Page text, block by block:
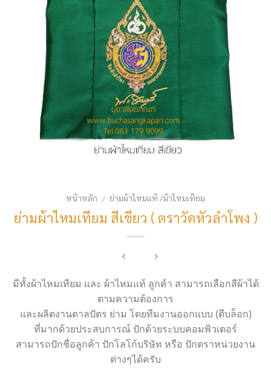
หน้าหลัก / ย่ามผ้าไหมแท้ /ผ้าไหมเทียม
ย่ามผ้าไหมเทียม สีเขียว ( ตราวัดหัวลำโพง )
มีทั้งผ้าไหมเทียม และ ผ้าไหมแท้ ลูกค้า สามารถเลือกสีผ้าได้
ตามความต้องการ
และผลิตงานตาลปัตร ย่าม โดยทีมงานออกแบบ (ตีบล็อก)
ที่มากด้วยประสบการณ์ ปักด้วยระบบคอมพิวเตอร์
สามารถปักชื่อลูกค้า ปักโลโก้บริษัท หรือ ปักตราหน่วยงาน
ต่างๆได้ครับ